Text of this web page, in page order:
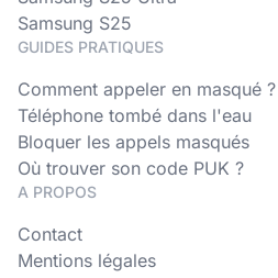
Samsung S25
GUIDES PRATIQUES
Comment appeler en masqué ?
Téléphone tombé dans l'eau
Bloquer les appels masqués
Où trouver son code PUK ?
A PROPOS
Contact
Mentions légales